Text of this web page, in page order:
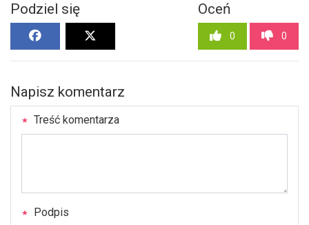
Podziel się Oceń
0 0
Napisz komentarz
Treść komentarza
Podpis